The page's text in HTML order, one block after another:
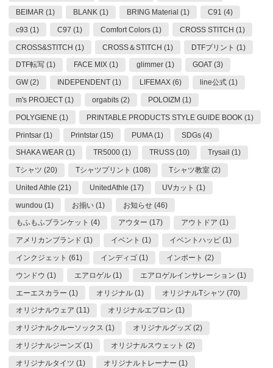
BEIMAR (1) BLANK (1) BRING Material (1) C91 (4)
c93 (1) C97 (1) Comfort Colors (1) CROSS STITCH (1)
CROSS&STITCH (1) CROSS＆STITCH (1) DTFプリント (1)
DTF転写 (1) FACE MIX (1) glimmer (1) GOAT (3)
GW (2) INDEPENDENT (1) LIFEMAX (6) line公式 (1)
m's PROJECT (1) orgabits (2) POLOIZM (1)
POLYGIENE (1) PRINTABLE PRODUCTS STYLE GUIDE BOOK (1)
Printsar (1) Printstar (15) PUMA (1) SDGs (4)
SHAKA WEAR (1) TR5000 (1) TRUSS (10) Trysail (1)
Tシャツ (20) Tシャツプリント (108) Tシャツ教室 (2)
United Athle (21) UnitedAthle (17) UVカット (1)
wundou (1) お揃い (1) お知らせ (46)
もふもふブランケット (4) アウター (17) アウトドア (1)
アメリカンブランド (1) イベント (1) イベントハッピ (1)
インクジェット (61) インディゴ (1) インポート (2)
ウンドウ (1) エアロゲル (1) エアロゲルインサレーション (1)
エーエスカラー (1) オリジナル (1) オリジナルTシャツ (70)
オリジナルウェア (11) オリジナルエプロン (1)
オリジナルクルーソックス (1) オリジナルグッズ (2)
オリジナルジーンズ (1) オリジナルスウェット (2)
オリジナルタイツ (1) オリジナルトレーナー (1)